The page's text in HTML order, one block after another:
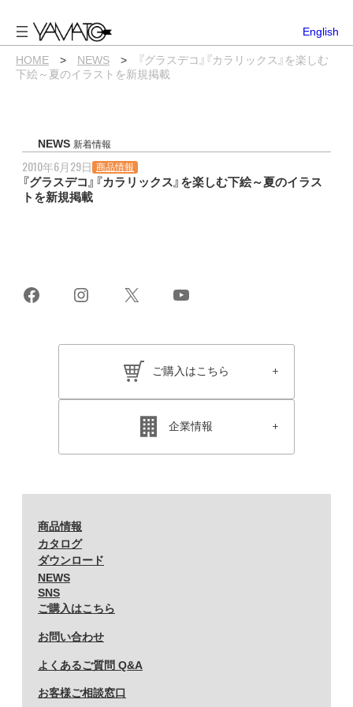
容
を
ス
キ
ッ
English
HOME > NEWS >
『グラスデコ』『カラリックス』を楽しむ
下絵～夏のイラストを新規掲載
NEWS 新着情報
2010年6月29日 商品情報
『グラスデコ』『カラリックス』を楽しむ下絵～夏のイラス
トを新規掲載
FacebookInstagram
X YouTube
ご購入はこちら
企業情報
商品情報
カタログ
ダウンロード
NEWS
SNS
ご購入はこちら
お問い合わせ
よくあるご質問 Q&A
お客様ご相談窓口